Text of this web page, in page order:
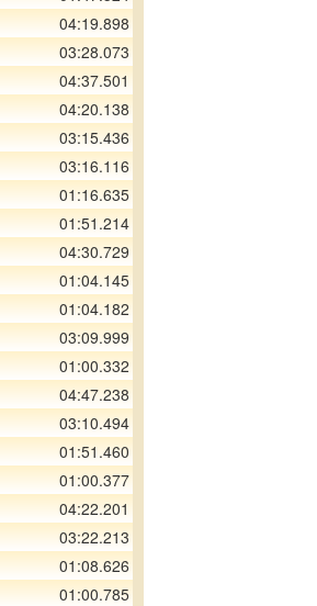
04:19.898
03:28.073
04:37.501
04:20.138
03:15.436
03:16.116
01:16.635
01:51.214
04:30.729
01:04.145
01:04.182
03:09.999
01:00.332
04:47.238
03:10.494
01:51.460
01:00.377
04:22.201
03:22.213
01:08.626
01:00.785